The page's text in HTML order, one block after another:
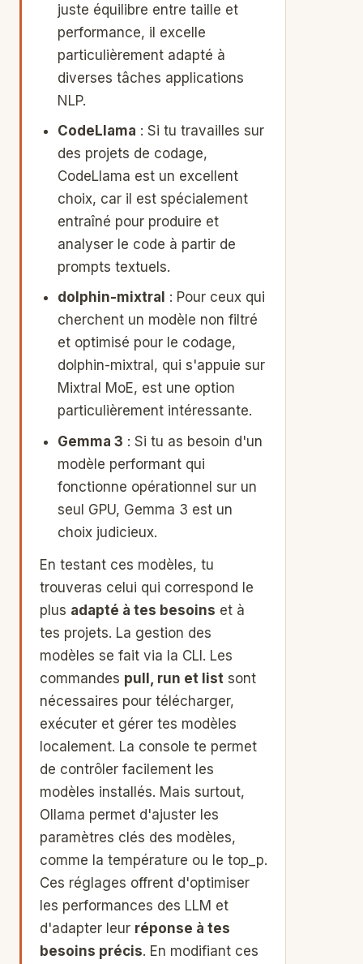
juste équilibre entre taille et
performance, il excelle
particulièrement adapté à
diverses tâches applications
NLP.
CodeLlama : Si tu travailles sur
des projets de codage,
CodeLlama est un excellent
choix, car il est spécialement
entraîné pour produire et
analyser le code à partir de
prompts textuels.
dolphin-mixtral : Pour ceux qui
cherchent un modèle non filtré
et optimisé pour le codage,
dolphin-mixtral, qui s'appuie sur
Mixtral MoE, est une option
particulièrement intéressante.
Gemma 3 : Si tu as besoin d'un
modèle performant qui
fonctionne opérationnel sur un
seul GPU, Gemma 3 est un
choix judicieux.
En testant ces modèles, tu
trouveras celui qui correspond le
plus adapté à tes besoins et à
tes projets. La gestion des
modèles se fait via la CLI. Les
commandes pull, run et list sont
nécessaires pour télécharger,
exécuter et gérer tes modèles
localement. La console te permet
de contrôler facilement les
modèles installés. Mais surtout,
Ollama permet d'ajuster les
paramètres clés des modèles,
comme la température ou le top_p.
Ces réglages offrent d'optimiser
les performances des LLM et
d'adapter leur réponse à tes
besoins précis. En modifiant ces